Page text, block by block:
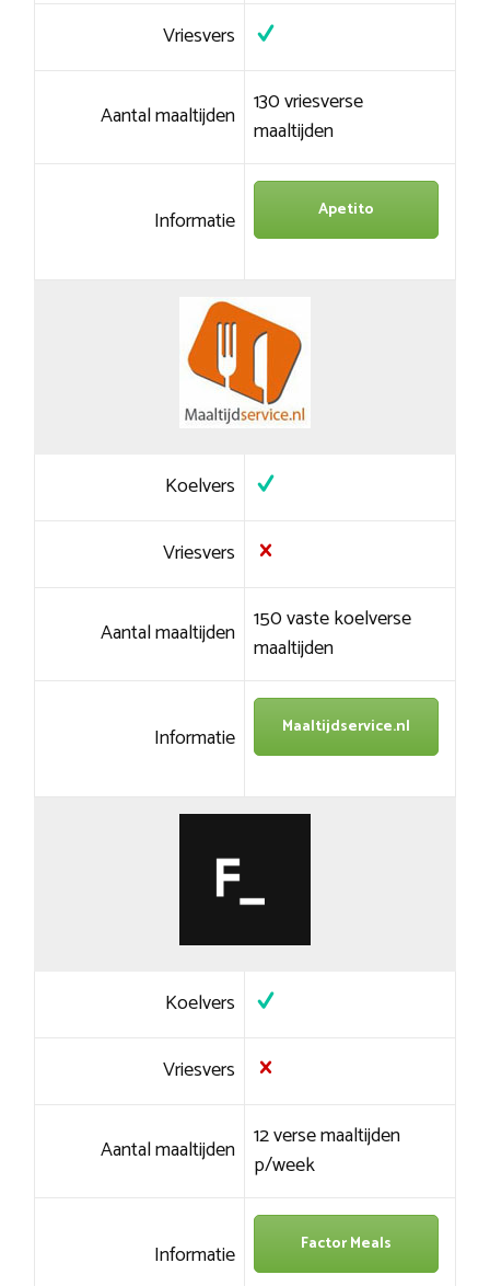
Vriesvers
Aantal maaltijden 130 vriesverse
maaltijden
Informatie Apetito
Koelvers
Vriesvers
Aantal maaltijden 150 vaste koelverse
maaltijden
Informatie Maaltijdservice.nl
Koelvers
Vriesvers
Aantal maaltijden 12 verse maaltijden
p/week
Informatie Factor Meals